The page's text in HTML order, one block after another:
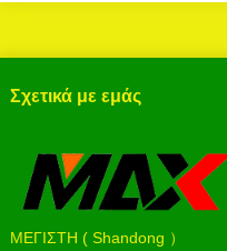
Σχετικά με εμάς
ΜΕΓΙΣΤΗ ( Shandong ）